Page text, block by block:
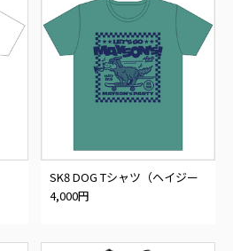
SK8 DOG Tシャツ（ヘイジー
グリーン）
4,000円